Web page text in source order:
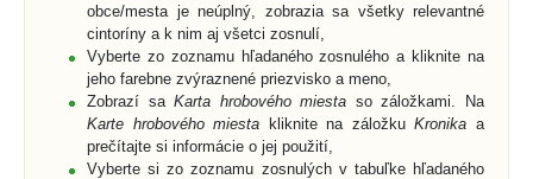
obce/mesta je neúplný, zobrazia sa všetky relevantné
cintoríny a k nim aj všetci zosnulí,
Vyberte zo zoznamu hľadaného zosnulého a kliknite na
jeho farebne zvýraznené priezvisko a meno,
Zobrazí saKarta hrobového miesta so záložkami. Na
Karte hrobového miesta kliknite na záložkuKronika a
prečítajte si informácie o jej použití,
Vyberte si zo zoznamu zosnulých v tabuľke hľadaného